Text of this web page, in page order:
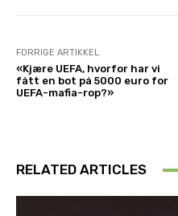
FORRIGE ARTIKKEL
«Kjære UEFA, hvorfor har vi
fått en bot på 5000 euro for
UEFA-mafia-rop?»
RELATED ARTICLES